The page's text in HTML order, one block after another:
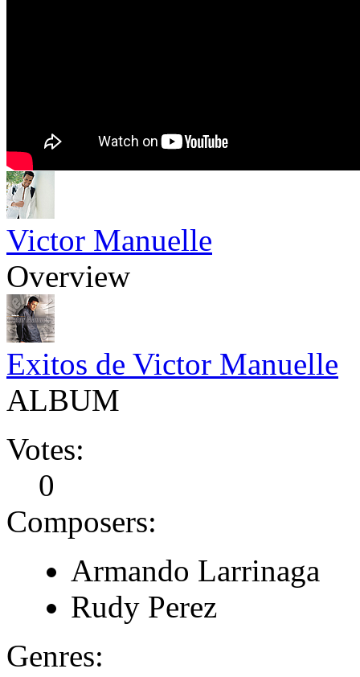
Victor Manuelle
Overview
Exitos de Victor Manuelle
ALBUM
Votes:
0
Composers:
Armando Larrinaga
Rudy Perez
Genres: